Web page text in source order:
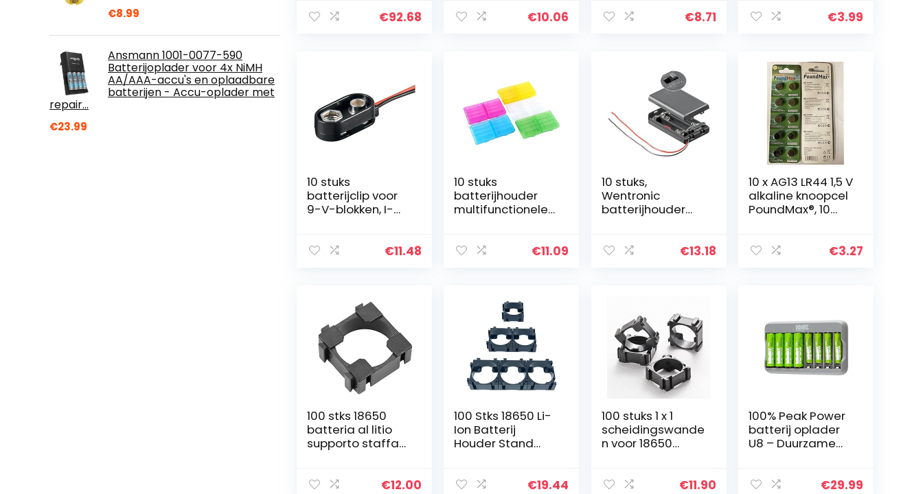
€8.99
Ansmann 1001-0077-590
Batterijoplader voor 4x NiMH
AA/AAA-accu's en oplaadbare
batterijen - Accu-oplader met
repair…
€23.99
V Bescherming
€92.68
FOB 3 5 7 Serie
€10.06
aa*8 /
€8.71
€3.99
10 stuks
batterijclip voor
9-V-blokken, I-
beschermkraag
€11.48
10 stuks
batterijhouder
multifunctionele
batterij
€11.09
10 stuks,
Wentronic
batterijhouder
behuizing met€13.18
10 x AG13 LR44 1,5 V
alkaline knoopcel
PoundMax®, 10
€3.27
100 stks 18650
batteria al litio
supporto staffa
batteria fai da te,
€12.00
100 Stks 18650 Li-
Ion Batterij
Houder Stand
Veiligheid Anti
€19.44
100 stuks 1 x 1
scheidingswande
n voor 18650
van accupacks
€11.90
100% Peak Power
batterij oplader
U8 – Duurzame
oplaadbare
€29.99